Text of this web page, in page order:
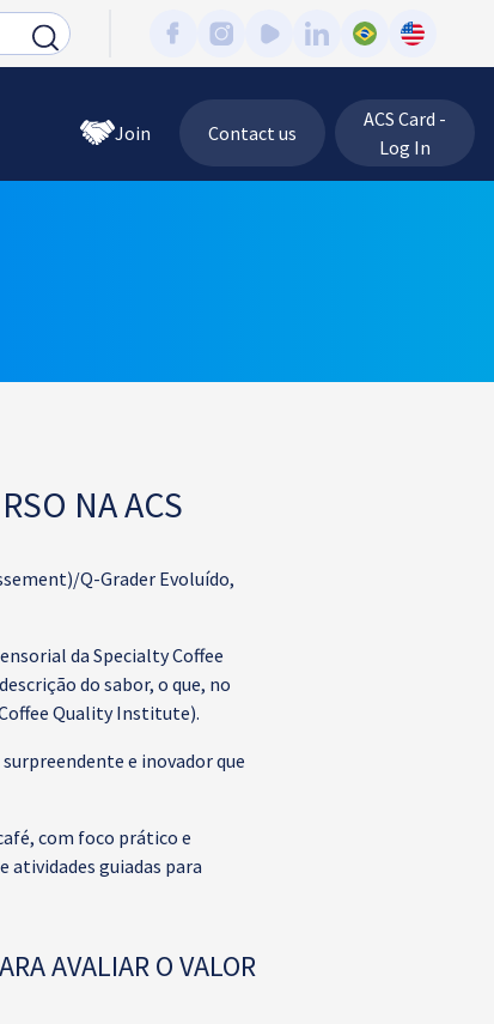
Join Contact us
ACS Card -
Log In
NA ACS
Q-Grader Evoluído,
da Specialty Coffee
do sabor, o que, no
Quality Institute).
e inovador que
com foco prático e
atividades guiadas para
AVALIAR O VALOR